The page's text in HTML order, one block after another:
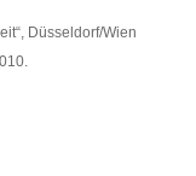
Düsseldorf/Wien